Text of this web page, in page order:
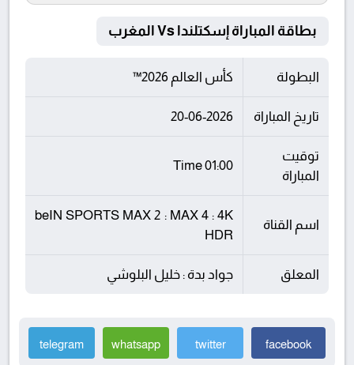
بطاقة المباراة إسكتلندا Vs المغرب
البطولة كأس العالم 2026™
تاريخ المباراة 20-06-2026
توقيت
المباراة
01:00 Time
اسم القناة
beIN SPORTS MAX 2 : MAX 4 : 4K
HDR
المعلق جواد بدة : خليل البلوشي
facebook
twitter
whatsapp
telegram